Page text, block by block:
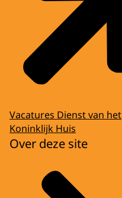
Vacatures Dienst van het
Koninklijk Huis
Over deze site